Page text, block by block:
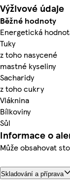
Výživové údaje
Běžné hodnoty
Energetická
Tuky
z toho nasycené
mastné kyseliny
Sacharidy
z toho cukry
Vláknina
Bílkoviny
Sůl
Informace o
Může obsahovat
Skladování a příprava